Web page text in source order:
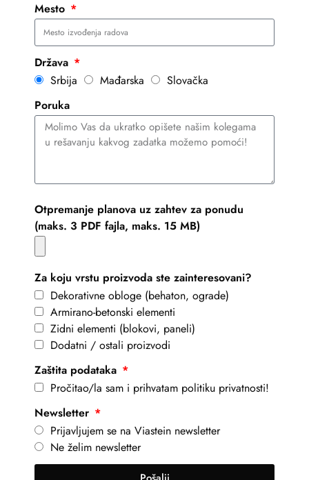
Mesto
Država
Srbija
Mađarska
Slovačka
Poruka
Otpremanje planova uz zahtev za ponudu
(maks. 3 PDF fajla, maks. 15 MB)
Za koju vrstu proizvoda ste zainteresovani?
Dekorativne obloge (behaton, ograde)
Armirano-betonski elementi
Zidni elementi (blokovi, paneli)
Dodatni / ostali proizvodi
Zaštita podataka
Pročitao/la sam i prihvatam politiku privatnosti!
Newsletter
Prijavljujem se na Viastein newsletter
Ne želim newsletter